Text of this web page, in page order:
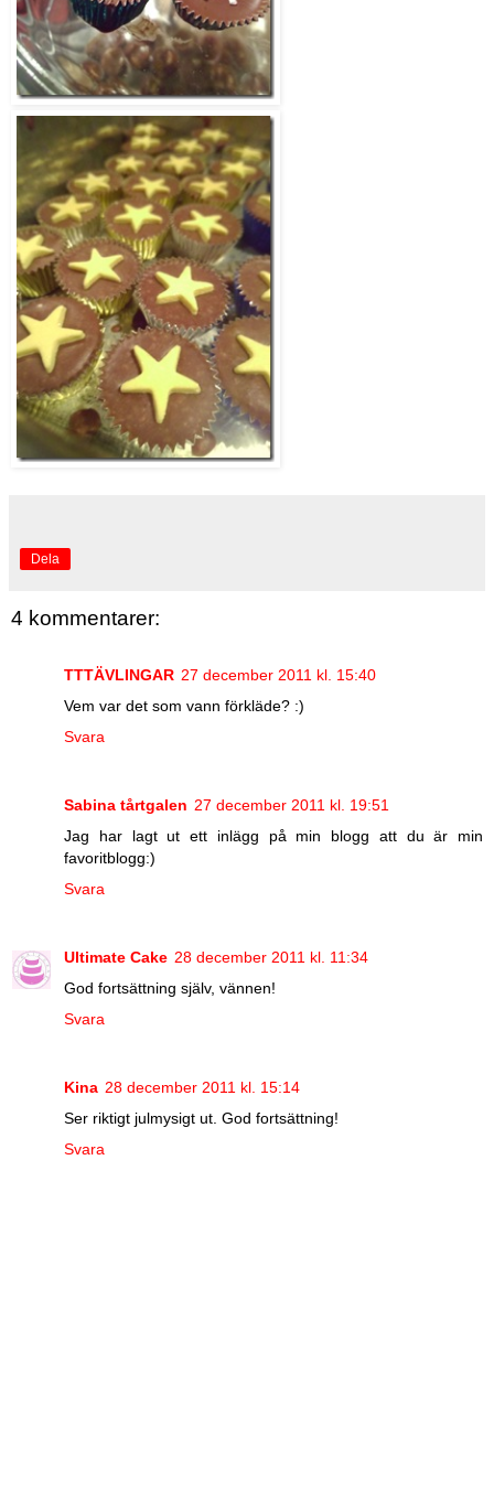
Dela
4 kommentarer:
TTTÄVLINGAR 27 december 2011 kl. 15:40
Vem var det som vann förkläde? :)
Svara
Sabina tårtgalen 27 december 2011 kl. 19:51
Jag har lagt ut ett inlägg på min blogg att du är min
favoritblogg:)
Svara
Ultimate Cake 28 december 2011 kl. 11:34
God fortsättning själv, vännen!
Svara
Kina 28 december 2011 kl. 15:14
Ser riktigt julmysigt ut. God fortsättning!
Svara